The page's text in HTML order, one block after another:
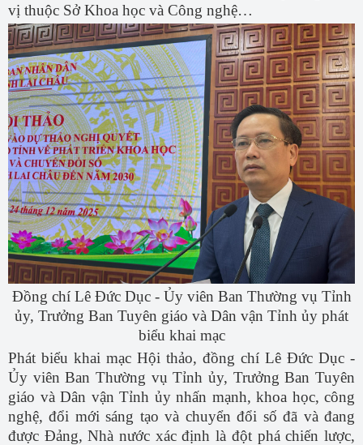
vị thuộc Sở Khoa học và Công nghệ…
Đồng chí Lê Đức Dục - Ủy viên Ban Thường vụ Tỉnh
ủy, Trưởng Ban Tuyên giáo và Dân vận Tỉnh ủy phát
biểu khai mạc
Phát biểu khai mạc Hội thảo, đồng chí Lê Đức Dục -
Ủy viên Ban Thường vụ Tỉnh ủy, Trưởng Ban Tuyên
giáo và Dân vận Tỉnh ủy nhấn mạnh, khoa học, công
nghệ, đổi mới sáng tạo và chuyển đổi số đã và đang
được Đảng, Nhà nước xác định là đột phá chiến lược,